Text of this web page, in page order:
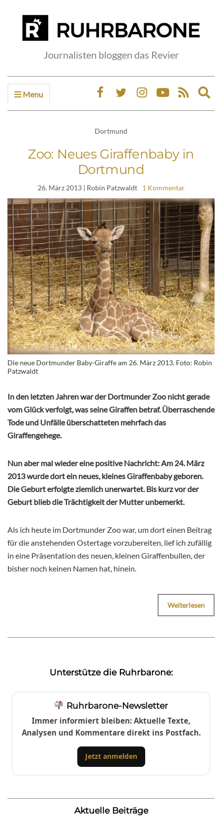
Journalisten bloggen das Revier
Menu
Dortmund
Zoo: Neues Giraffenbaby in
Dortmund
26. März 2013| Robin Patzwaldt 1 Kommentar
Die neue Dortmunder Baby-Giraffe am 26. März 2013. Foto: Robin
Patzwaldt
In den letzten Jahren war der Dortmunder Zoo nicht gerade
vom Glück verfolgt, was seine Giraffen betraf. Überraschende
Tode und Unfälle überschatteten mehrfach das
Giraffengehege.
Nun aber mal wieder eine positive Nachricht: Am 24. März
2013 wurde dort ein neues, kleines Giraffenbaby geboren.
Die Geburt erfolgte ziemlich unerwartet. Bis kurz vor der
Geburt blieb die Trächtigkeit der Mutter unbemerkt.
Als ich heute im Dortmunder Zoo war, um dort einen Beitrag
für die anstehenden Ostertage vorzubereiten, lief ich zufällig
in eine Präsentation des neuen, kleinen Giraffenbullen, der
bisher noch keinen Namen hat, hinein.
Weiterlesen
Unterstütze die Ruhrbarone:
Ruhrbarone-Newsletter
Immer informiert bleiben: Aktuelle Texte,
Analysen und Kommentare direkt ins Postfach.
Jetzt anmelden
Aktuelle Beiträge